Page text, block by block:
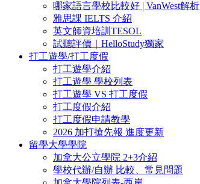
哪家語言學校比較好 | VanWest解析
雅思課 IELTS 介紹
英文師資培訓TESOL
試聽評價｜HelloStudy獨家
打工遊學/打工度假
打工遊學介紹
打工遊學 學校列表
打工遊學 VS 打工度假
打工度假介紹
打工度假申請教學
2026 加打搶先報 進度更新
留學大學學院
加拿大公立學院 2+3介紹
學校代辦/自辦 比較、常見問題